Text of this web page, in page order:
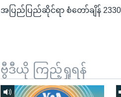
အပြည်ပြည်ဆိုင်ရာ စံတော်ချိန် 2330
ဗွီဒီယို ကြည့်ရှုရန်